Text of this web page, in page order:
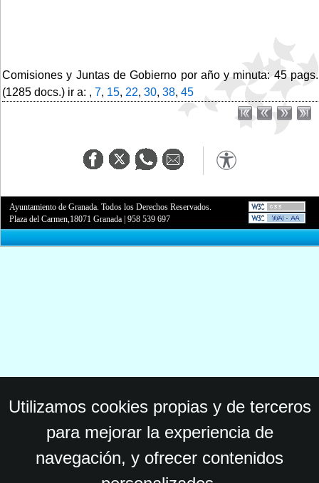
Comisiones y Juntas de Gobierno por año y minuta: 45 pags.
(1285 docs.) ir a: , 7, 15, 22, 30, 38, 45
Ayuntamiento de Granada. Todos los Derechos Reservados.
Plaza del Carmen,18071 Granada |958 539 697
Utilizamos cookies propias y de terceros
para mejorar la experiencia de
navegación, y ofrecer contenidos